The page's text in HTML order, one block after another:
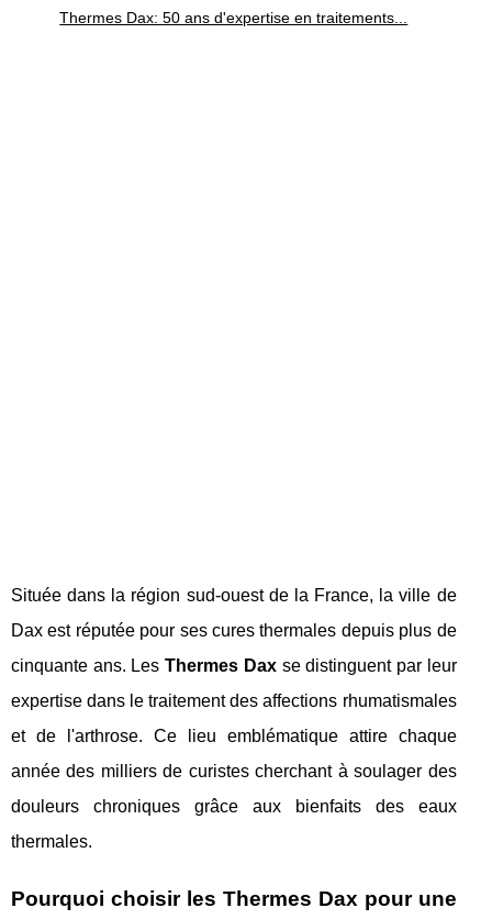
Thermes Dax: 50 ans d'expertise en traitements...
Située dans la région sud-ouest de la France, la ville de
Dax est réputée pour ses cures thermales depuis plus de
cinquante ans. LesThermes Daxse distinguent par leur
expertise dans le traitement des affections rhumatismales
et de l'arthrose. Ce lieu emblématique attire chaque
année des milliers de curistes cherchant à soulager des
douleurs chroniques grâce aux bienfaits des eaux
thermales.
Pourquoi choisir les Thermes Dax pour une